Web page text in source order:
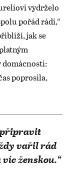
vydrželo
pořád rádi,“
jak se
poprosila,
připravit
vařil rád
víc ženskou.“